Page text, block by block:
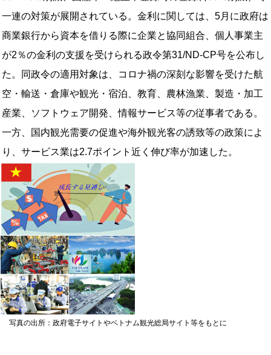
一連の対策が展開されている。金利に関しては、5月に政府は
商業銀行から資本を借りる際に企業と協同組合、個人事業主
が2％の金利の支援を受けられる政令第31/ND-CP号を公布し
た。同政令の適用対象は、コロナ禍の深刻な影響を受けた航
空・輸送・倉庫や観光・宿泊、教育、農林漁業、製造・加工
産業、ソフトウェア開発、情報サービス等の従事者である。
一方、国内観光需要の促進や海外観光客の誘致等の政策によ
り、サービス業は2.7ポイント近く伸び率が加速した。
写真の出所：政府電子サイトやベトナム観光総局サイト等をもとに